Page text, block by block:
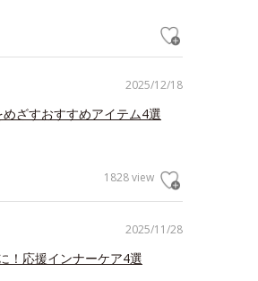
2025/12/18
ざすおすすめアイテム4選
1828 view
2025/11/28
！応援インナーケア4選